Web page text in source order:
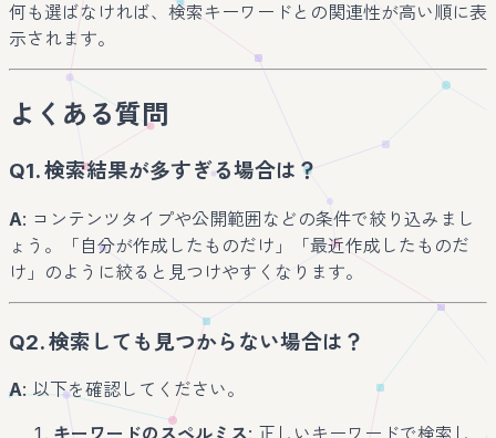
何も選ばなければ、検索キーワードとの関連性が高い順に表
示されます。
よくある質問
Q1. 検索結果が多すぎる場合は？
A: コンテンツタイプや公開範囲などの条件で絞り込みまし
ょう。「自分が作成したものだけ」「最近作成したものだ
け」のように絞ると見つけやすくなります。
Q2. 検索しても見つからない場合は？
A: 以下を確認してください。